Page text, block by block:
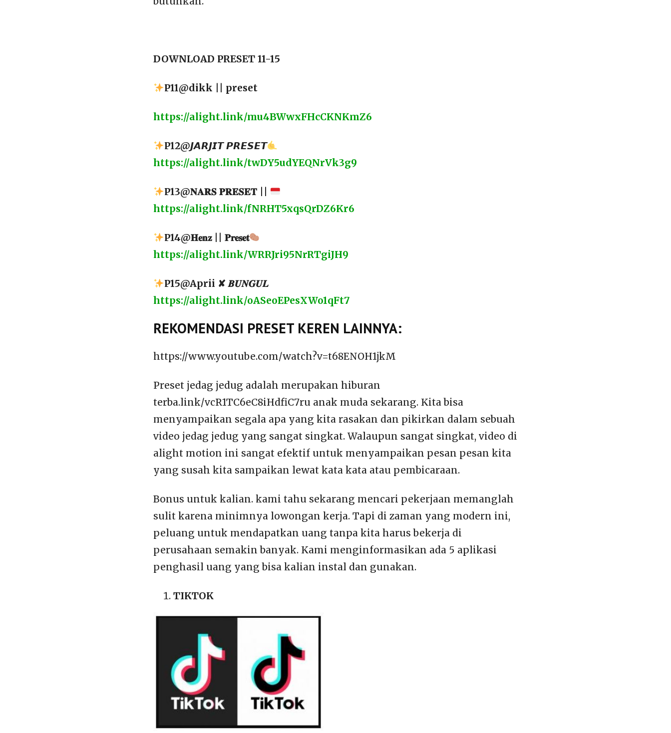
DOWNLOAD PRESET 11-15
P11@dikk || preset
https://alight.link/mu4BWwxFHcCKNKmZ6
P12@𝙅𝘼𝙍𝙅𝙄𝙏 𝙋𝙍𝙀𝙎𝙀𝙏
https://alight.link/twDY5udYEQNrVk3g9
P13@𝐍𝐀𝐑𝐒 𝐏𝐑𝐄𝐒𝐄𝐓 ||
https://alight.link/fNRHT5xqsQrDZ6Kr6
P14@𝐇𝐞𝐧𝐳 || 𝐏𝐫𝐞𝐬𝐞𝐭
https://alight.link/WRRJri95NrRTgiJH9
P15@Aprii ✘ 𝑩𝑼𝑵𝑮𝑼𝑳
https://alight.link/oASeoEPesXWo1qFt7
REKOMENDASI PRESET KEREN LAINNYA:
https://www.youtube.com/watch?v=t68ENOH1jkM
Preset jedag jedug adalah merupakan hiburan
terba.link/vcR1TC6eC8iHdfiC7ru anak muda sekarang. Kita bisa
menyampaikan segala apa yang kita rasakan dan pikirkan dalam sebuah
video jedag jedug yang sangat singkat. Walaupun sangat singkat, video di
alight motion ini sangat efektif untuk menyampaikan pesan pesan kita
yang susah kita sampaikan lewat kata kata atau pembicaraan.
Bonus untuk kalian. kami tahu sekarang mencari pekerjaan memanglah
sulit karena minimnya lowongan kerja. Tapi di zaman yang modern ini,
peluang untuk mendapatkan uang tanpa kita harus bekerja di
perusahaan semakin banyak. Kami menginformasikan ada 5 aplikasi
penghasil uang yang bisa kalian instal dan gunakan.
TIKTOK